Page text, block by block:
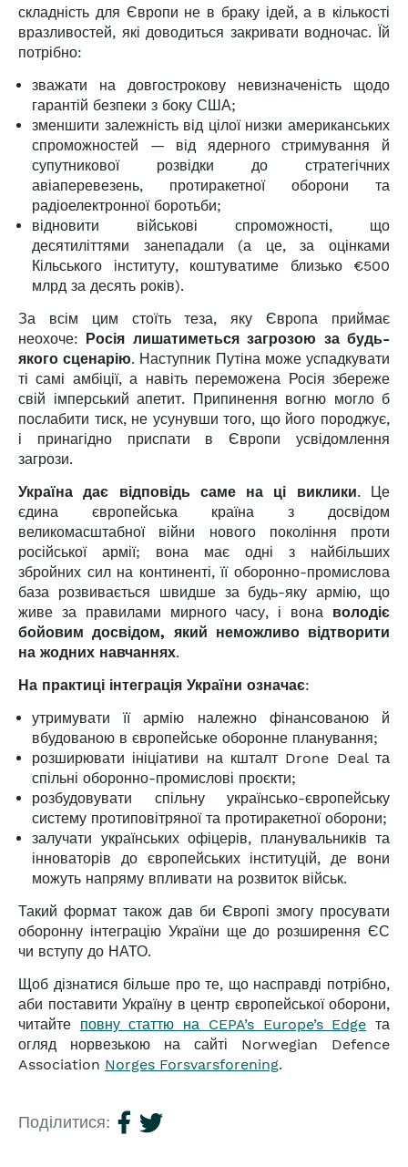
складність для Європи не в браку ідей, а в кількості
вразливостей, які доводиться закривати водночас. Їй
потрібно:
зважати на довгострокову невизначеність щодо
гарантій безпеки з боку США;
зменшити залежність від цілої низки американських
спроможностей — від ядерного стримування й
супутникової розвідки до стратегічних
авіаперевезень, протиракетної оборони та
радіоелектронної боротьби;
відновити військові спроможності, що
десятиліттями занепадали (а це, за оцінками
Кільського інституту, коштуватиме близько €500
млрд за десять років).
За всім цим стоїть теза, яку Європа приймає
неохоче: Росія лишатиметься загрозою за будь-
якого сценарію. Наступник Путіна може успадкувати
ті самі амбіції, а навіть переможена Росія збереже
свій імперський апетит. Припинення вогню могло б
послабити тиск, не усунувши того, що його породжує,
і принагідно приспати в Європи усвідомлення
загрози.
Україна дає відповідь саме на ці виклики. Це
єдина європейська країна з досвідом
великомасштабної війни нового покоління проти
російської армії; вона має одні з найбільших
збройних сил на континенті, її оборонно-промислова
база розвивається швидше за будь-яку армію, що
живе за правилами мирного часу, і вона володіє
бойовим досвідом, який неможливо відтворити
на жодних навчаннях.
На практиці інтеграція України означає:
утримувати її армію належно фінансованою й
вбудованою в європейське оборонне планування;
розширювати ініціативи на кшталт Drone Deal та
спільні оборонно-промислові проєкти;
розбудовувати спільну українсько-європейську
систему протиповітряної та протиракетної оборони;
залучати українських офіцерів, планувальників та
інноваторів до європейських інституцій, де вони
можуть напряму впливати на розвиток військ.
Такий формат також дав би Європі змогу просувати
оборонну інтеграцію України ще до розширення ЄС
чи вступу до НАТО.
Щоб дізнатися більше про те, що насправді потрібно,
аби поставити Україну в центр європейської оборони,
читайте повну статтю на CEPA’s Europe’s Edge та
огляд норвезькою на сайті Norwegian Defence
Association Norges Forsvarsforening.
Поділитися: